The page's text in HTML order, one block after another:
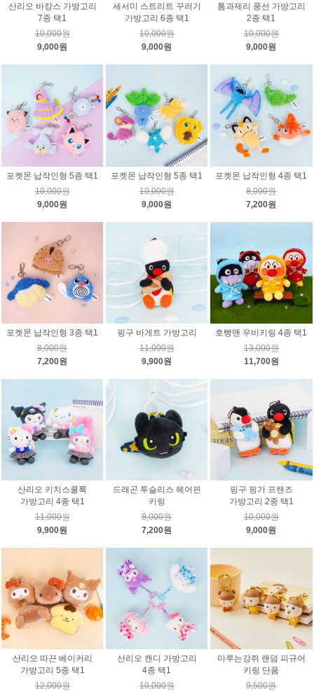
산리오 바캉스 가방고리
7종 택1
10,000원
9,000원
세서미 스트리트 꾸러기
가방고리 6종 택1
10,000원
9,000원
톰과제리 풍선 가방고리
2종 택1
10,000원
9,000원
포켓몬 납작인형 5종 택1
10,000원
9,000원
포켓몬 납작인형 5종 택1
10,000원
9,000원
포켓몬 납작인형 4종 택1
8,000원
7,200원
포켓몬 납작인형 3종 택1
8,000원
7,200원
핑구 바게트 가방고리
11,000원
9,900원
호빵맨 우비키링 4종 택1
13,000원
11,700원
산리오 키치스쿨룩
가방고리 4종 택1
11,000원
9,900원
드래곤 투슬리스 헤어핀
키링
8,000원
7,200원
핑구 핑가 프랜즈
가방고리 2종 택1
10,000원
9,000원
산리오 따끈 베이커리
가방고리 5종 택1
12,000원
산리오 캔디 가방고리
4종 택1
10,000원
마루는강쥐 랜덤 피규어
키링 단품
9,500원